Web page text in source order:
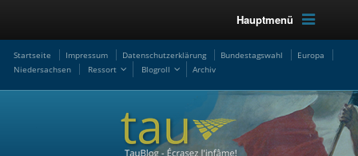
Hauptmenü
Startseite Impressum Datenschutzerklärung Bundestagswahl
Europa
Niedersachsen
Ressort Blogroll Archiv